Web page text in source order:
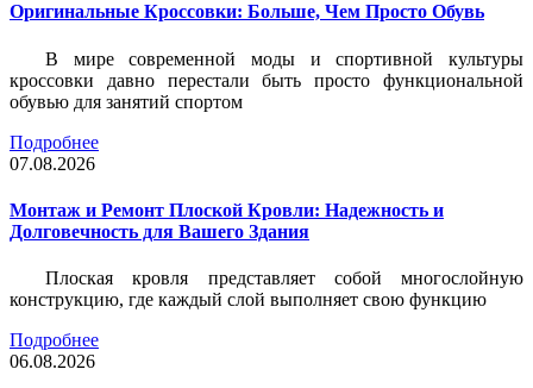
Оригинальные Кроссовки: Больше, Чем Просто Обувь
В мире современной моды и спортивной культуры
кроссовки давно перестали быть просто функциональной
обувью для занятий спортом
Подробнее
07.08.2026
Монтаж и Ремонт Плоской Кровли: Надежность и
Долговечность для Вашего Здания
Плоская кровля представляет собой многослойную
конструкцию, где каждый слой выполняет свою функцию
Подробнее
06.08.2026